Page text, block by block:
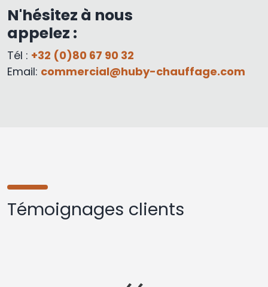
N'hésitez à nous
appelez :
Tél : +32 (0)80 67 90 32
Email: commercial@huby-chauffage.com
Témoignages clients